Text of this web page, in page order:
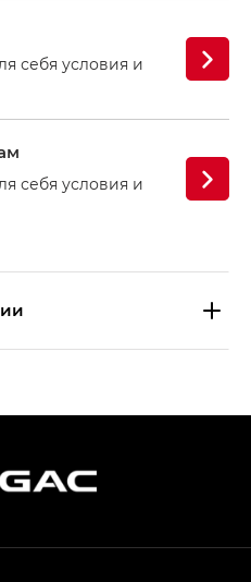
себя условия и
себя условия и
PREMIUM
Эс Тэ — ST
— EX PREMIUM